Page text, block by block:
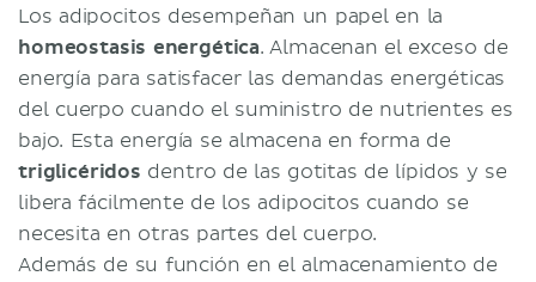
Los adipocitos desempeñan un papel en la
homeostasis energética. Almacenan el exceso de
energía para satisfacer las demandas energéticas
del cuerpo cuando el suministro de nutrientes es
bajo. Esta energía se almacena en forma de
triglicéridos dentro de las gotitas de lípidos y se
libera fácilmente de los adipocitos cuando se
necesita en otras partes del cuerpo.
Además de su función en el almacenamiento de